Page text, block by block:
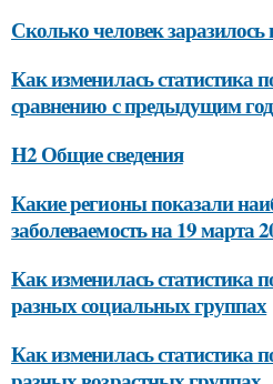
Сколько человек
Как изменилась статистика
сравнению с предыдущим
H2 Общие сведения
Какие регионы показали
заболеваемость на 19 марта
Как изменилась статистика
разных социальных группах
Как изменилась статистика